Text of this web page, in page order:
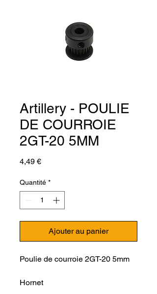
Artillery - POULIE
DE COURROIE
2GT-20 5MM
4,49 €Prix
Quantité *
Ajouter au panier
Poulie de courroie 2GT-20 5mm
Hornet